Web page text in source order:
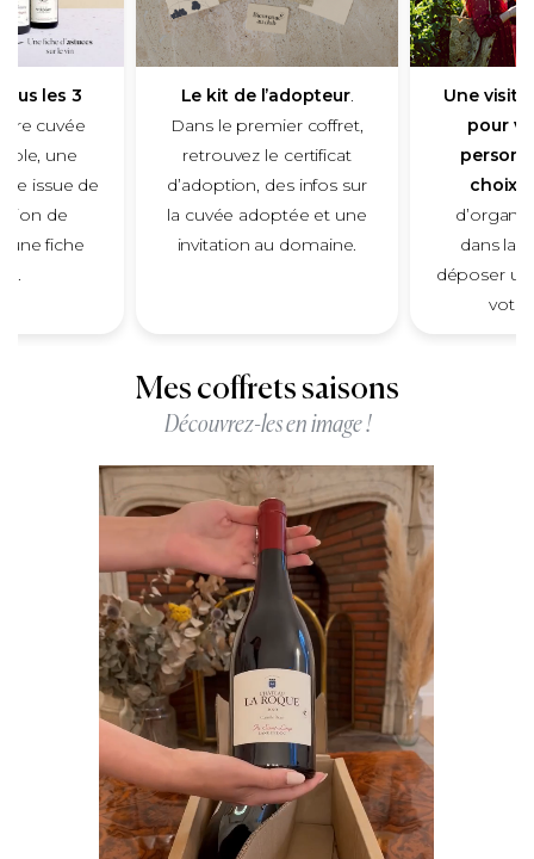
les 3
cuvée
une
issue de
de
une fiche
Le kit de l’adopteur.
Dans le premier coffret,
retrouvez le certificat
d’adoption, des infos sur
la cuvée adoptée et une
invitation au domaine.
Une
pour
choix
dans la
déposer
Mes coffrets saisons
Découvrez-les en image !